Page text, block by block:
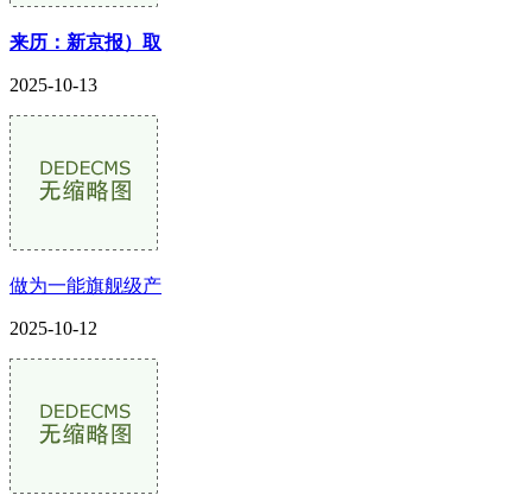
来历：新京报）取
2025-10-13
做为一能旗舰级产
2025-10-12